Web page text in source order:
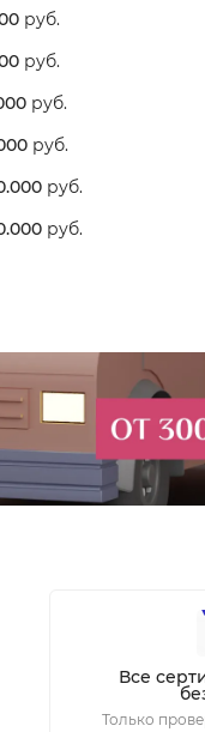
руб.
руб.
руб.
руб.
руб.
руб.
Все
Только